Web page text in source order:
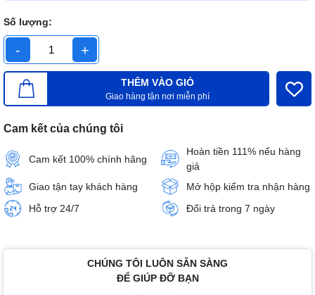
Số lượng:
- +
THÊM VÀO GIỎ
Giao hàng tận nơi miễn phí
Cam kết của chúng tôi
Cam kết 100% chính hãng
Hoàn tiền 111% nếu hàng
giả
Giao tận tay khách hàng
Mở hộp kiểm tra nhận hàng
Hỗ trợ 24/7
Đổi trả trong 7 ngày
CHÚNG TÔI LUÔN SẴN SÀNG
ĐỂ GIÚP ĐỠ BẠN